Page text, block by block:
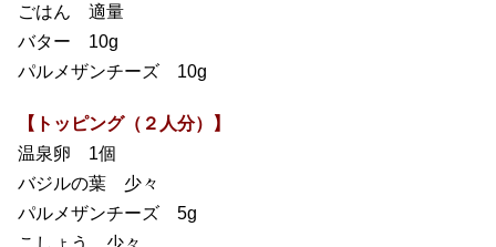
ごはん 適量
バター 10g
パルメザンチーズ 10g
【トッピング（２人分）】
温泉卵 1個
バジルの葉 少々
パルメザンチーズ 5g